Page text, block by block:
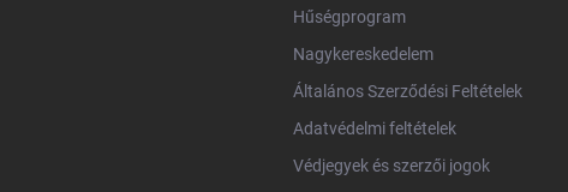
Hűségprogram
Nagykereskedelem
Általános Szerződési Feltételek
Adatvédelmi feltételek
Védjegyek és szerzői jogok